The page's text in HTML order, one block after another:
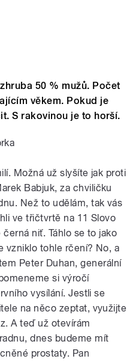
50 % mužů. Počet
věkem. Pokud je
S rakovinou je to horší.
Možná už slyšíte jak proti
Babjuk, za chviličku
Než to udělám, tak vás
ve třičtvrtě na 11 Slovo
niť. Táhlo se to jako
vzniklo tohle rčení? No, a
Peter Duhan, generální
si výročí
vysílání. Jestli se
na něco zeptat, využijte
A teď už otevírám
dnes budeme mít
prostaty. Pan